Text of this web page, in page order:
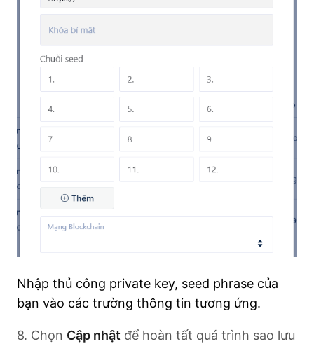
Nhập thủ công private key, seed phrase của
bạn vào các trường thông tin tương ứng.
8. Chọn Cập nhật để hoàn tất quá trình sao lưu